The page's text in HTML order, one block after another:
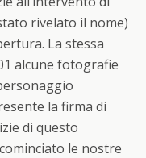
rivelato il nome)
La stessa
alcune fotografie
la firma di
di questo
le nostre